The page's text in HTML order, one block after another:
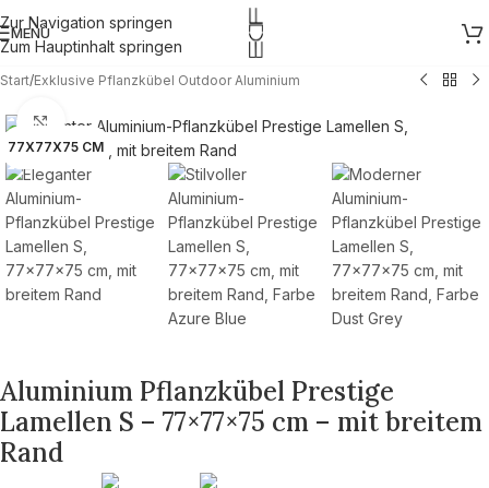
Zur Navigation springen
Zum Hauptinhalt springen
MENÜ
Start/Exklusive Pflanzkübel Outdoor Aluminium
77X77X75 CM
Zum Vergrößern klicken
Aluminium Pflanzkübel Prestige
Lamellen S – 77×77×75 cm – mit breitem
Rand